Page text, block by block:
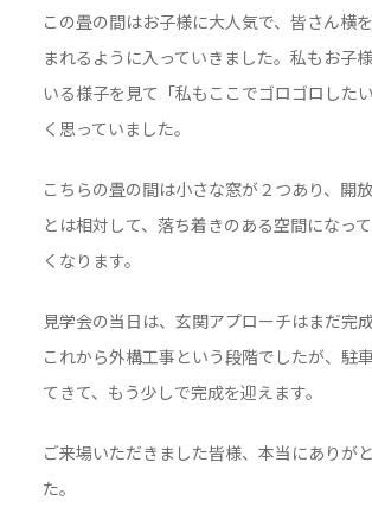
この畳の間はお子様に大人気で、皆さん横
まれるように入っていきました。私もお子
いる様子を見て「私もここでゴロゴロした
く思っていました。
こちらの畳の間は小さな窓が２つあり、開
とは相対して、落ち着きのある空間になっ
くなります。
見学会の当日は、玄関アプローチはまだ完成
これから外構工事という段階でしたが、駐
てきて、もう少しで完成を迎えます。
ご来場いただきました皆様、本当にありが
た。